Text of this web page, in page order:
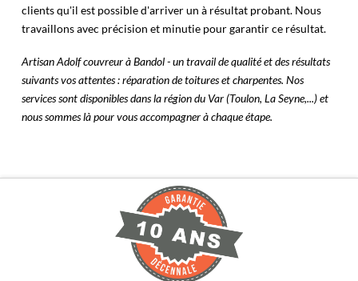
clients qu'il est possible d'arriver un à résultat probant. Nous
travaillons avec précision et minutie pour garantir ce résultat.
Artisan Adolf couvreur à Bandol - un travail de qualité et des résultats
suivants vos attentes : réparation de toitures et charpentes. Nos
services sont disponibles dans la région du Var (Toulon, La Seyne,...) et
nous sommes là pour vous accompagner à chaque étape.